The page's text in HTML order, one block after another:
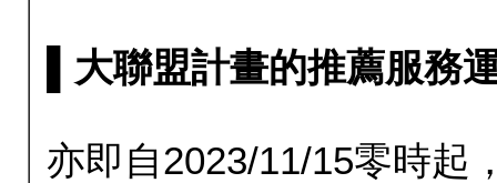
▌大聯盟計畫的推薦服務
亦即自2023/11/15零時起